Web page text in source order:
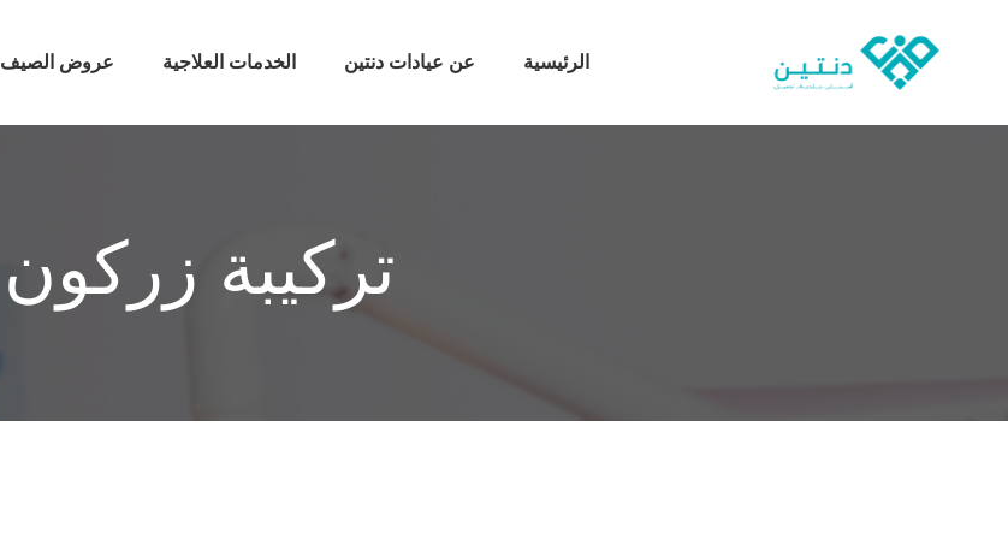
الرئيسية عن عيادات دنتين الخدمات العلاجية عروض الصيف 2026
تركيبة زركون